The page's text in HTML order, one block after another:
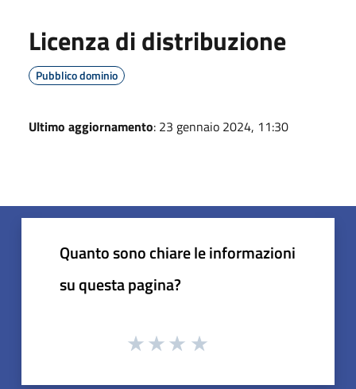
Licenza di distribuzione
Pubblico dominio
Ultimo aggiornamento: 23 gennaio 2024, 11:30
Quanto sono chiare le informazioni
su questa pagina?